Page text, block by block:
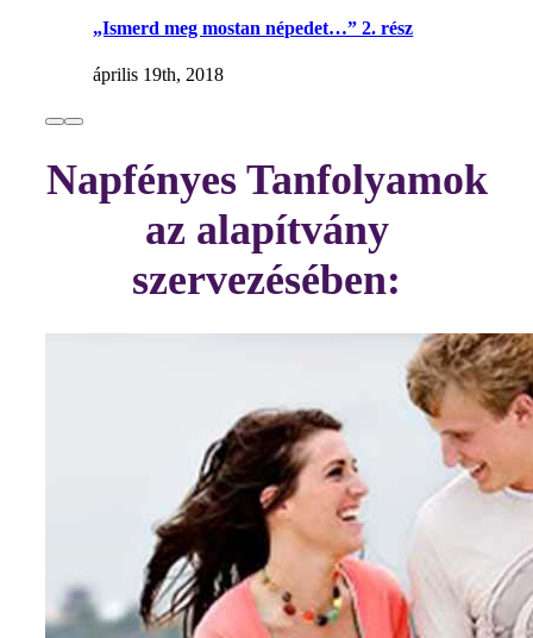
„Ismerd meg mostan népedet…” 2. rész
április 19th, 2018
Napfényes Tanfolyamok
az alapítvány
szervezésében: